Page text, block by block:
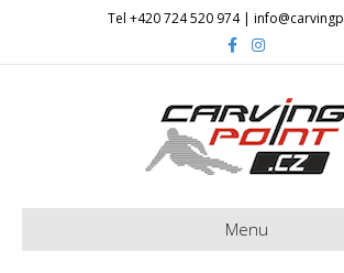
Tel +420 724 520 974 |
FacebookInstagram
Menu